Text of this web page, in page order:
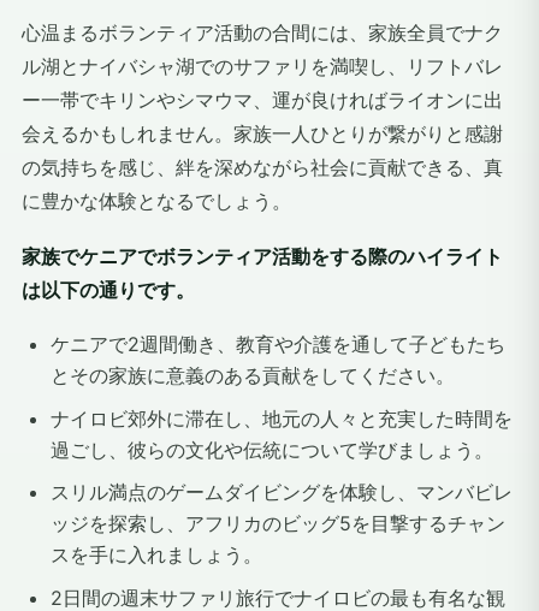
心温まるボランティア活動の合間には、家族全員でナク
ル湖とナイバシャ湖でのサファリを満喫し、リフトバレ
ー一帯でキリンやシマウマ、運が良ければライオンに出
会えるかもしれません。家族一人ひとりが繋がりと感謝
の気持ちを感じ、絆を深めながら社会に貢献できる、真
に豊かな体験となるでしょう。
家族でケニアでボランティア活動をする際のハイライト
は以下の通りです。
ケニアで2週間働き、教育や介護を通して子どもたち
とその家族に意義のある貢献をしてください。
ナイロビ郊外に滞在し、地元の人々と充実した時間を
過ごし、彼らの文化や伝統について学びましょう。
スリル満点のゲームダイビングを体験し、マンバビレ
ッジを探索し、アフリカのビッグ5を目撃するチャン
スを手に入れましょう。
2日間の週末サファリ旅行でナイロビの最も有名な観